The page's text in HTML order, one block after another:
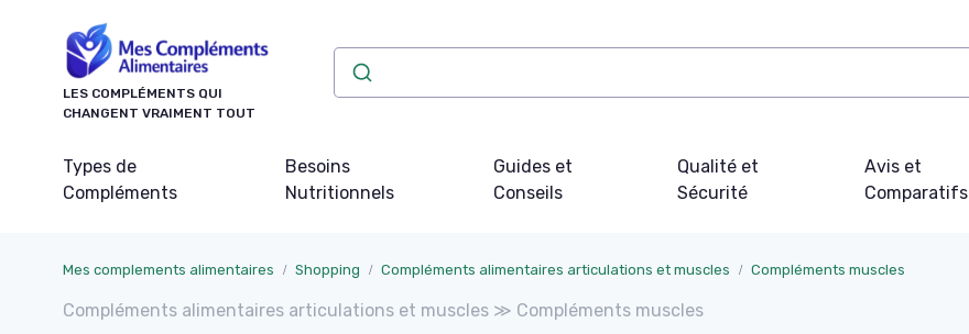
LES COMPLÉMENTS QUI
CHANGENT VRAIMENT TOUT
Types de
Compléments
Besoins
Nutritionnels
Guides et
Conseils
Qualité et
Sécurité
Avis et
Comparatifs
Mes complements alimentaires Shopping Compléments alimentaires articulations et muscles Compléments muscles
Compléments alimentaires articulations et muscles ≫ Compléments muscles